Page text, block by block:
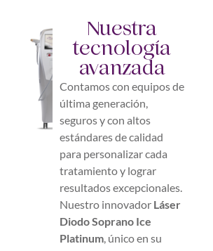
Nuestra
tecnología
avanzada
Contamos con equipos de
última generación,
seguros y con altos
estándares de calidad
para personalizar cada
tratamiento y lograr
resultados excepcionales.
Nuestro innovador Láser
Diodo Soprano Ice
Platinum, único en su